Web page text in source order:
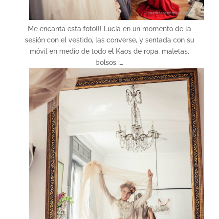
Me encanta esta foto!!! Lucía en un momento de la
sesión con el vestido, las converse, y sentada con su
móvil en medio de todo el Kaos de ropa, maletas,
bolsos……